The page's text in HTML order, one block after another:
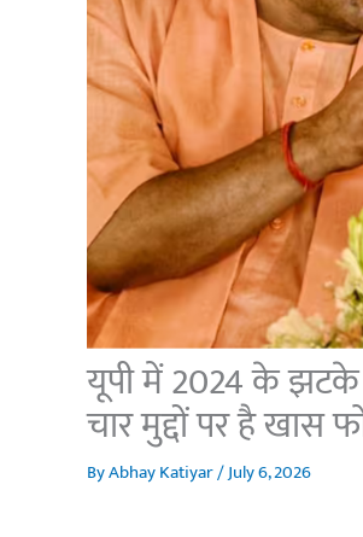
यूपी में 2024 के झटके
चार मुद्दों पर है खास
ByAbhay Katiyar/July 6, 2026